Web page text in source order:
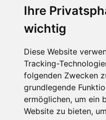
Ihre
wichtig
Diese Website
Tracking-
folgenden Zwecken
grundlegende
ermöglichen, um ein
Website zu bieten,
Nutzungsbedingungen
Copyright ©